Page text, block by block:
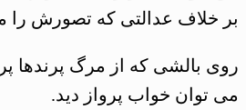
بر خلاف عدالتی که تصورش را
ﺭﻭﯼ ﺑﺎﻟﺸﯽ ﮐﻪ ﺍﺯ ﻣﺮﮒ ﭘﺮﻧﺪﻫﺎ
می توان ﺧﻮﺍﺏ ﭘﺮﻭﺍﺯ ﺩﯾﺪ.